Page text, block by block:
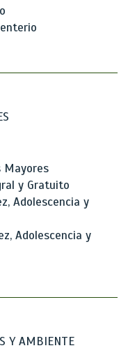
Mayores
y Gratuito
Adolescencia y
Adolescencia y
Y AMBIENTE